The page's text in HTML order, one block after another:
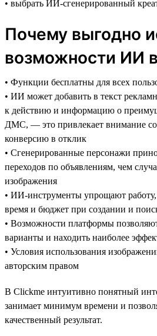
• выбрать ИИ-сгенерированный
Почему выгодно
возможности ИИ
• Функции бесплатны для всех
• ИИ может добавить в текст
к действию и информацию о
ДМС, — это привлекает внимание
конверсию в отклик
• Сгенерированные персонажи
переходов по объявлениям, чем
изображения
• ИИ-инструменты упрощают
время и бюджет при создании и
• Возможности платформы
варианты и находить наиболее
• Условия использования
авторским правом
В Clickme интуитивно понятный
занимает минимум времени и
качественный результат.